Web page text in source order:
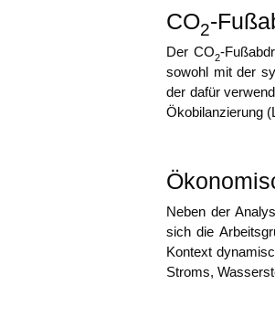
CO2-
Der CO2-
sowohl mit der
der dafür
Öko­bi­lan­zie­rung
Neben der
sich die
Kon­text
Stroms,